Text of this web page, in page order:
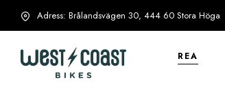
Adress: Brålandsvägen 30, 444 60 Stora Höga
info@westcoastbikes.se
REA